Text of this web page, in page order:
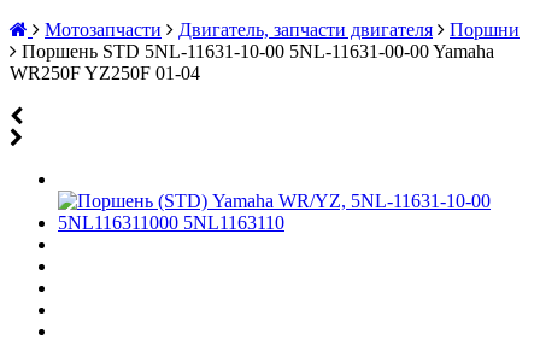
Мотозапчасти
Двигатель, запчасти двигателя
Поршни
Поршень STD 5NL-11631-10-00 5NL-11631-00-00 Yamaha
WR250F YZ250F 01-04